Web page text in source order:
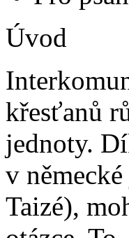
Úvod
křesťanů
jednoty.
v
Taizé),